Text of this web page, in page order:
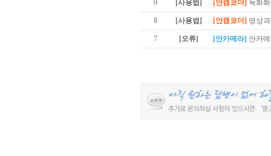
9 [사용법] [안캠코더] 녹화
8 [사용법] [안캠코더] 영상
7 [오류] [안카메라] 안카